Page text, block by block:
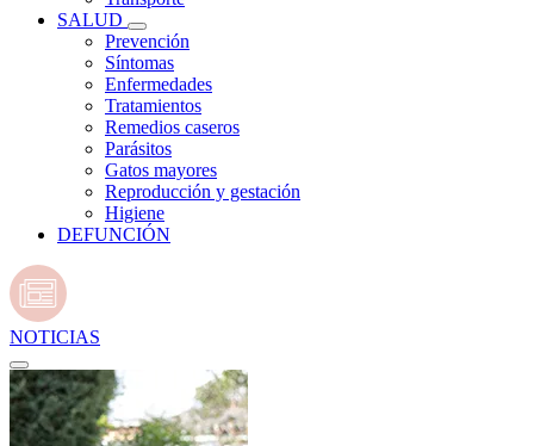
SALUD
Prevención
Síntomas
Enfermedades
Tratamientos
Remedios caseros
Parásitos
Gatos mayores
Reproducción y gestación
Higiene
DEFUNCIÓN
NOTICIAS